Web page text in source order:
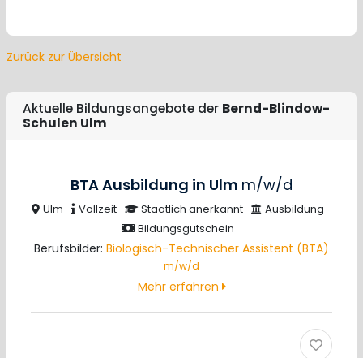
Zurück zur Übersicht
Aktuelle Bildungsangebote der Bernd-Blindow-
Schulen Ulm
BTA Ausbildung in Ulm m/w/d
Ulm Vollzeit Staatlich anerkannt
Ausbildung
Bildungsgutschein
Berufsbilder: Biologisch-Technischer Assistent (BTA)
m/w/d
Mehr erfahren